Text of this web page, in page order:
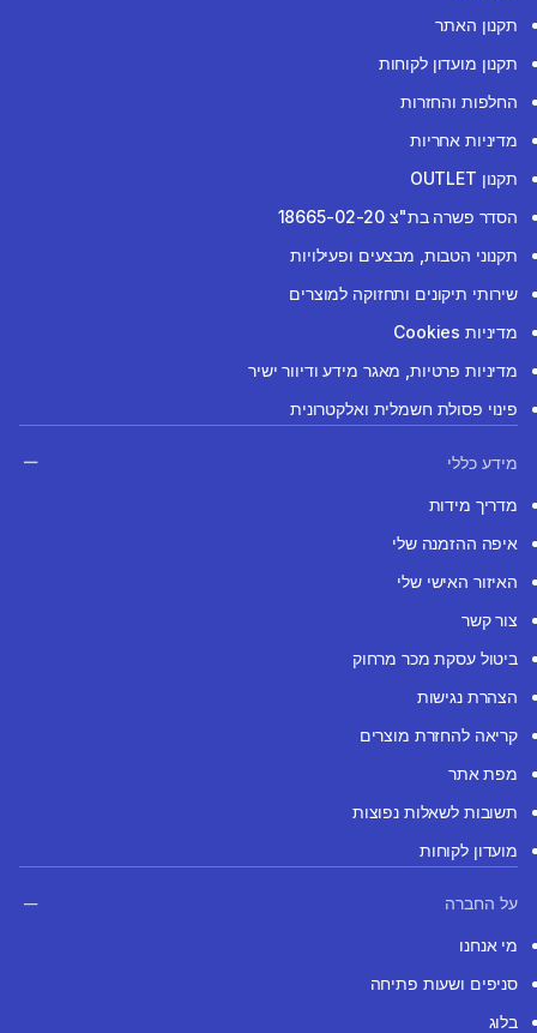
תקנון האתר
תקנון מועדון לקוחות
החלפות והחזרות
מדיניות אחריות
תקנון OUTLET
הסדר פשרה בת"צ 18665-02-20
תקנוני הטבות, מבצעים ופעילויות
שירותי תיקונים ותחזוקה למוצרים
מדיניות Cookies
מדיניות פרטיות, מאגר מידע ודיוור ישיר
פינוי פסולת חשמלית ואלקטרונית
מידע כללי
מדריך מידות
איפה ההזמנה שלי
האיזור האישי שלי
צור קשר
ביטול עסקת מכר מרחוק
הצהרת נגישות
קריאה להחזרת מוצרים
מפת אתר
תשובות לשאלות נפוצות
מועדון לקוחות
על החברה
מי אנחנו
סניפים ושעות פתיחה
בלוג